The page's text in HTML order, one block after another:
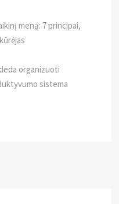
meną: 7 principai,
organizuoti
sistema